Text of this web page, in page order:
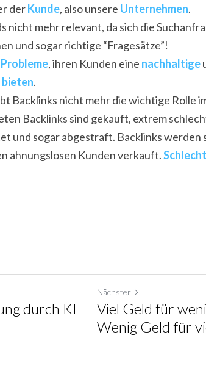
der Kunde, also unsere Unternehmen.
nicht mehr relevant, da sich die
und sogar richtige “Fragesätze”!
, ihren Kunden eine nachhaltige
bieten.
Backlinks nicht mehr die wichtige Rolle
Backlinks sind gekauft, extrem
und sogar abgestraft. Backlinks werden
ahnungslosen Kunden verkauft.
durch KI
Nächster
Viel Geld für
Wenig Geld für